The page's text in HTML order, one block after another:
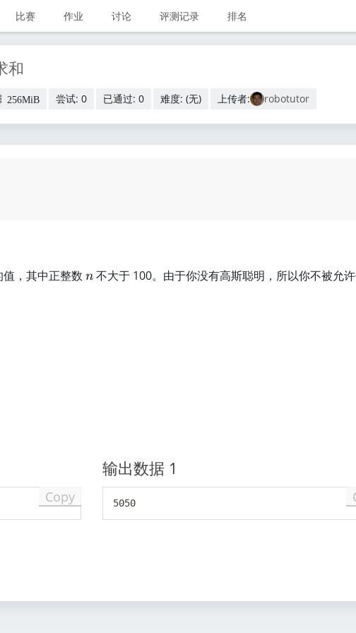
比赛 作业 讨论 评测记录 排名
和
256MiB 尝试: 0 已通过: 0 难度: (无) 上传者: robotutor
值，其中正整数n
n 不大于 100。由于你没有高斯聪明，所以你不被允
Copy
输出数据 1